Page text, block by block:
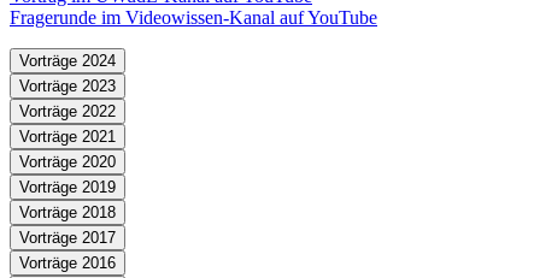
Fragerunde im Videowissen-Kanal auf YouTube
Vorträge 2024
Vorträge 2023
Vorträge 2022
Vorträge 2021
Vorträge 2020
Vorträge 2019
Vorträge 2018
Vorträge 2017
Vorträge 2016